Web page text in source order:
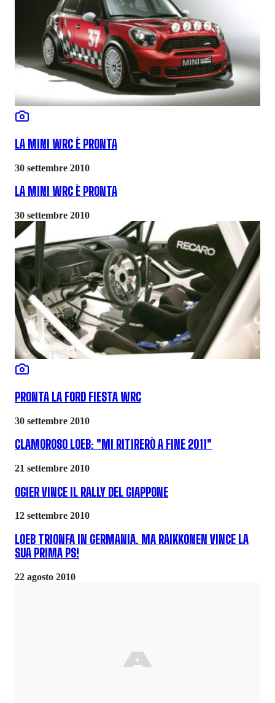
LA MINI WRC È PRONTA
30 settembre 2010
LA MINI WRC È PRONTA
30 settembre 2010
PRONTA LA FORD FIESTA WRC
30 settembre 2010
CLAMOROSO LOEB: "MI RITIRERÒ A FINE 2011"
21 settembre 2010
OGIER VINCE IL RALLY DEL GIAPPONE
12 settembre 2010
LOEB TRIONFA IN GERMANIA. MA RAIKKONEN VINCE LA
SUA PRIMA PS!
22 agosto 2010